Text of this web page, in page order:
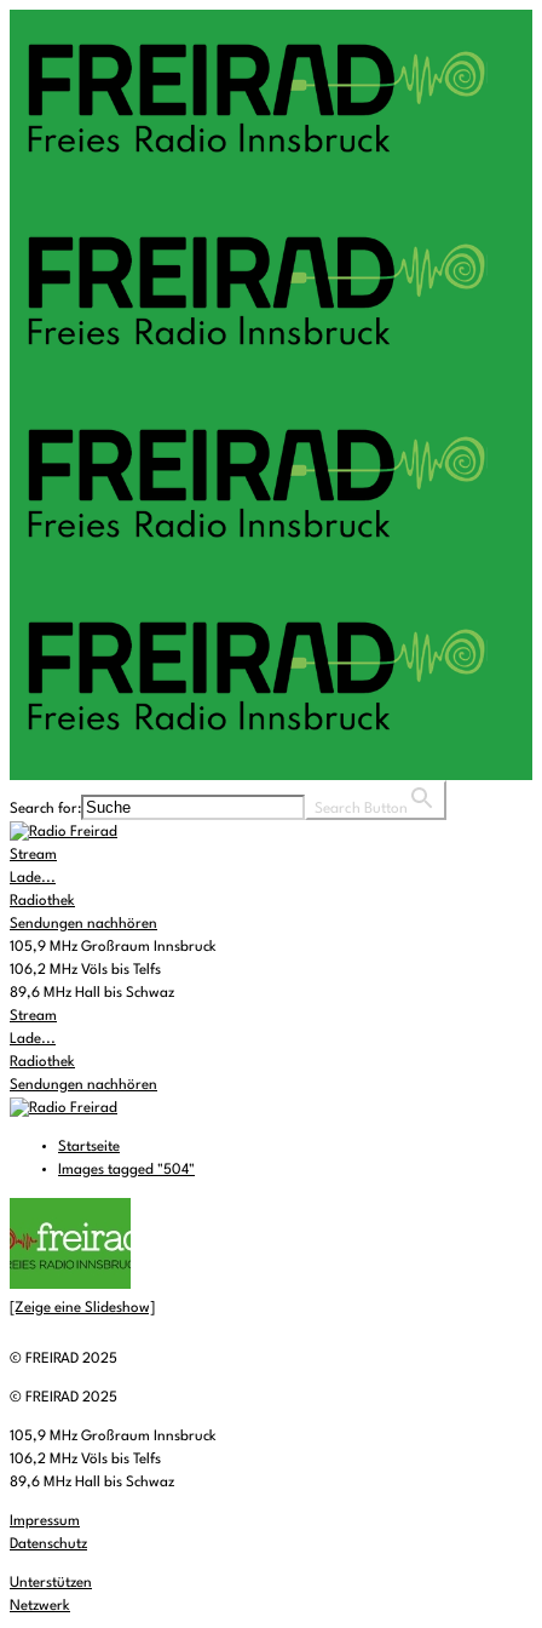
Search for: Search Button
Stream
Lade...
Radiothek
Sendungen nachhören
105,9 MHz Großraum Innsbruck
106,2 MHz Völs bis Telfs
89,6 MHz Hall bis Schwaz
Stream
Lade...
Radiothek
Sendungen nachhören
Startseite
Images tagged "504"
[Zeige eine Slideshow]
© FREIRAD 2025
© FREIRAD 2025
105,9 MHz Großraum Innsbruck
106,2 MHz Völs bis Telfs
89,6 MHz Hall bis Schwaz
Impressum
Datenschutz
Unterstützen
Netzwerk